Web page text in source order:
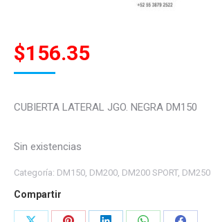
$156.35
CUBIERTA LATERAL JGO. NEGRA DM150
Sin existencias
Categoría: DM150, DM200, DM200 SPORT, DM250
Compartir